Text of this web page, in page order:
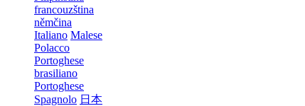
francouzština
němčina
Italiano Malese
Polacco
Portoghese
brasiliano
Portoghese
Spagnolo 日本